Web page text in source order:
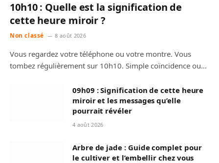
10h10 : Quelle est la signification de
cette heure miroir ?
Non classé 8 août 2026
Vous regardez votre téléphone ou votre montre. Vous
tombez régulièrement sur 10h10. Simple coïncidence ou…
09h09 : Signification de cette heure
miroir et les messages qu’elle
pourrait révéler
4 août 2026
Arbre de jade : Guide complet pour
le cultiver et l’embellir chez vous